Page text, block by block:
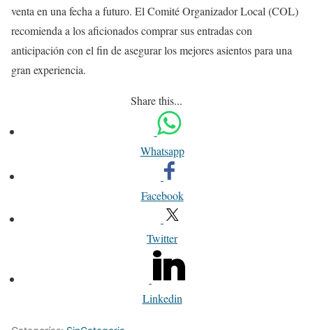
venta en una fecha a futuro. El Comité Organizador Local (COL)
recomienda a los aficionados comprar sus entradas con
anticipación con el fin de asegurar los mejores asientos para una
gran experiencia.
Share this...
Whatsapp
Facebook
Twitter
Linkedin